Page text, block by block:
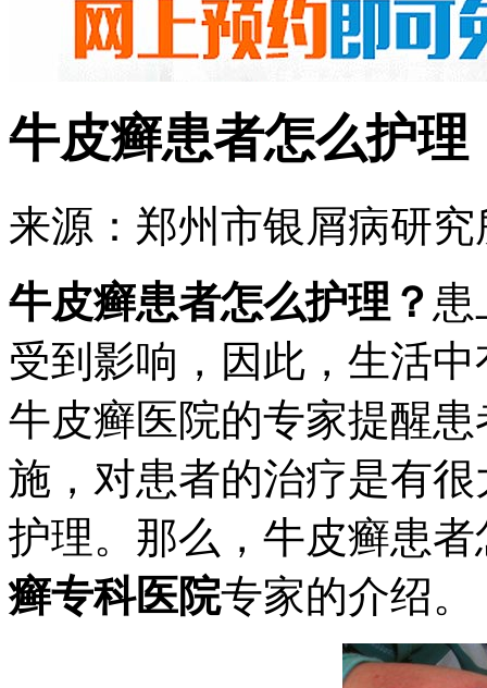
牛皮癣患者怎么护理
来源：郑州市银屑病研
牛皮癣患者怎么护理？ 患
受到影响，因此，生活
牛皮癣医院的专家提醒
施，对患者的治疗是有
护理。那么，牛皮癣患
癣专科医院专家的介绍。